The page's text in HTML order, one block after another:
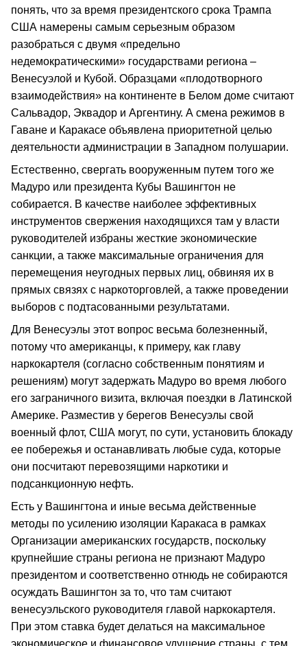
понять, что за время президентского срока Трампа
США намерены самым серьезным образом
разобраться с двумя «предельно
недемократическими» государствами региона –
Венесуэлой и Кубой. Образцами «плодотворного
взаимодействия» на континенте в Белом доме считают
Сальвадор, Эквадор и Аргентину. А смена режимов в
Гаване и Каракасе объявлена приоритетной целью
деятельности администрации в Западном полушарии.
Естественно, свергать вооруженным путем того же
Мадуро или президента Кубы Вашингтон не
собирается. В качестве наиболее эффективных
инструментов свержения находящихся там у власти
руководителей избраны жесткие экономические
санкции, а также максимальные ограничения для
перемещения неугодных первых лиц, обвиняя их в
прямых связях с наркоторговлей, а также проведении
выборов с подтасованными результатами.
Для Венесуэлы этот вопрос весьма болезненный,
потому что американцы, к примеру, как главу
наркокартеля (согласно собственным понятиям и
решениям) могут задержать Мадуро во время любого
его заграничного визита, включая поездки в Латинской
Америке. Разместив у берегов Венесуэлы свой
военный флот, США могут, по сути, установить блокаду
ее побережья и останавливать любые суда, которые
они посчитают перевозящими наркотики и
подсанкционную нефть.
Есть у Вашингтона и иные весьма действенные
методы по усилению изоляции Каракаса в рамках
Организации американских государств, поскольку
крупнейшие страны региона не признают Мадуро
президентом и соответственно отнюдь не собираются
осуждать Вашингтон за то, что там считают
венесуэльского руководителя главой наркокартеля.
При этом ставка будет делаться на максимальное
экономическое и финансовое удушение страны, с тем